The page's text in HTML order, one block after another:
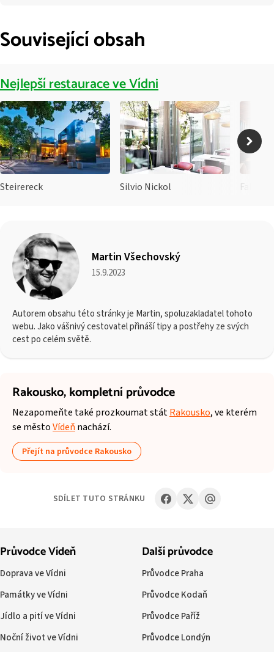
Související obsah
Nejlepší restaurace ve Vídni
Steirereck Silvio Nickol Fabios
Martin Všechovský
15.9.2023
Autorem obsahu této stránky je Martin, spoluzakladatel tohoto
webu. Jako vášnivý cestovatel přináší tipy a postřehy ze svých
cest po celém světě.
Rakousko,kompletní průvodce
Nezapomeňte také prozkoumat státRakousko, ve kterém
se městoVídeň nachází.
Přejít na průvodce Rakousko
SDÍLET TUTO STRÁNKU
Průvodce Vídeň
Doprava ve Vídni
Památky ve Vídni
Jídlo a pití ve Vídni
Noční život ve Vídni
Další průvodce
Průvodce Praha
Průvodce Kodaň
Průvodce Paříž
Průvodce Londýn